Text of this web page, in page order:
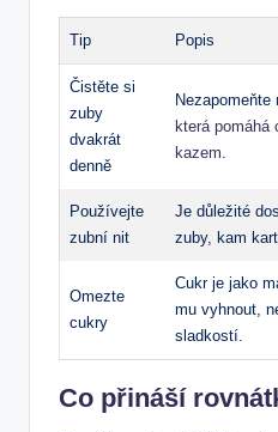
Tip Popis
Čistěte si
zuby
dvakrát
denně
Nezapomeňte
která pomáhá
kazem
Používejte
zubní nit
Je důležité
zuby, kam
Omezte
cukry
Cukr je jako
mu vyhnout,
sladkostí.
Co přináší